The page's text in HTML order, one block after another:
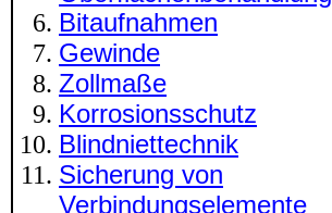
Bitaufnahmen
Gewinde
Zollmaße
Korrosionsschutz
Blindniettechnik
Sicherung von
Verbindungselemente